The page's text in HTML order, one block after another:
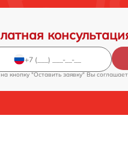
кнопку "Оставить заявку" Вы